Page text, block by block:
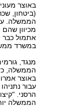
באוצר
(ביטחון,
הממשלה.
מכיוון
אתמול כבר
במשרד
מנגד,
הממשלה,
עבור
הרסני.
הממשלה